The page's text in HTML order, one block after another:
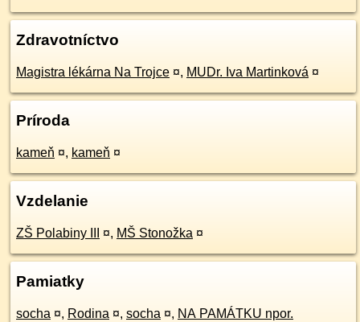
Zdravotníctvo
Magistra lékárna Na Trojce ¤, MUDr. Iva Martinková ¤
Príroda
kameň ¤, kameň ¤
Vzdelanie
ZŠ Polabiny III ¤, MŠ Stonožka ¤
Pamiatky
socha ¤, Rodina ¤, socha ¤, NA PAMÁTKU npor.